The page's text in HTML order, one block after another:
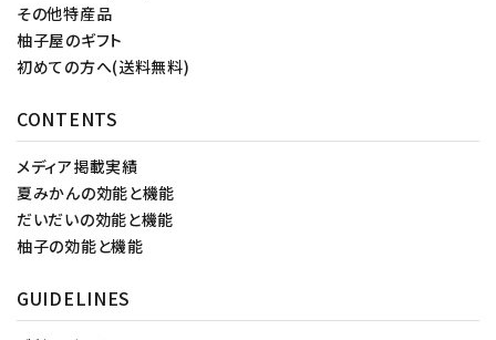
その他特産品
柚子屋のギフト
初めての方へ(送料無料)
CONTENTS
メディア掲載実績
夏みかんの効能と機能
だいだいの効能と機能
柚子の効能と機能
GUIDELINES